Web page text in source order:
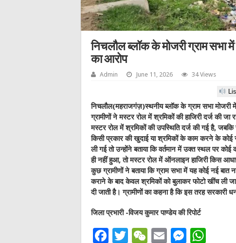
निचलौल ब्लॉक के मोजरी ग्राम सभा
का आरोप
Admin June 11, 2026 34 Views
निचलौल(महराजगंज़)स्थनीय ब्लॉक के ग्राम सभा मोजरी
ग्रामीणों ने मस्टर रोल में श्रमिकों की हाजिरी दर्ज की
मस्टर रोल में श्रमिकों की उपस्थिति दर्ज की गई है,
किसी प्रकार की खुदाई या श्रमिकों के काम करने के
ली गई तो उन्होंने बताया कि वर्तमान में उक्त स्थल पर
ही नहीं हुआ, तो मस्टर रोल में ऑनलाइन हाजिरी किस
कुछ ग्रामीणों ने बताया कि ग्राम सभा में यह कोई नई
कराने के बाद केवल श्रमिकों को बुलाकर फोटो खींच ली
दी जाती है। ग्रामीणों का कहना है कि इस तरह सरकारी
जिला प्रभारी -विजय कुमार पाण्डेय की रिपोर्ट
F
T
W
E
M